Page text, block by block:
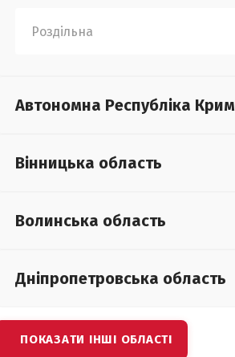
Роздільна
Автономна Республіка Крим
Вінницька область
Волинська область
Дніпропетровська область
ПОКАЗАТИ ІНШІ ОБЛАСТІ